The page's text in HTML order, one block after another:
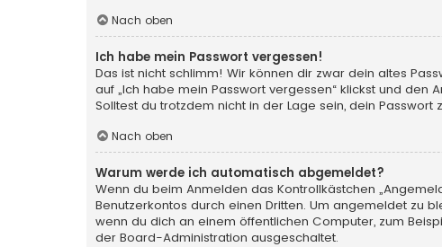
Nach oben
Ich habe mein Passwort vergessen!
Das ist nicht schlimm! Wir können dir zwar dein altes
auf „Ich habe mein Passwort vergessen“ klickst und
Solltest du trotzdem nicht in der Lage sein, dein
Nach oben
Warum werde ich automatisch abgemeldet?
Wenn du beim Anmelden das Kontrollkästchen
Benutzerkontos durch einen Dritten. Um angemeldet zu
wenn du dich an einem öffentlichen Computer, zum
der Board-Administration ausgeschaltet.